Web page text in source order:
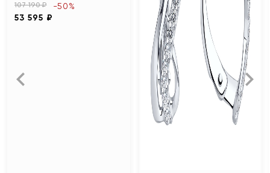
107 190 ₽
53 595 ₽
-50%